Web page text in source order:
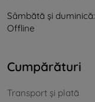
Sâmbătă și duminică:
Offline
Cumpărături
Transport și plată